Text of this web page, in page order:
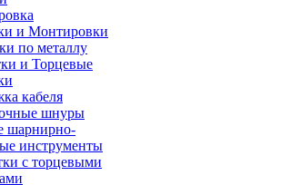
и Монтировки
по металлу
и Торцевые
кабеля
шнуры
шарнирно-
инструменты
с торцевыми